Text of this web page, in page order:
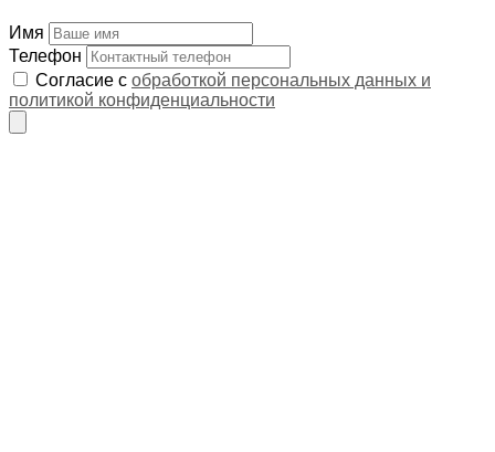
Имя
Телефон
Согласие с обработкой персональных данных и
политикой конфиденциальности